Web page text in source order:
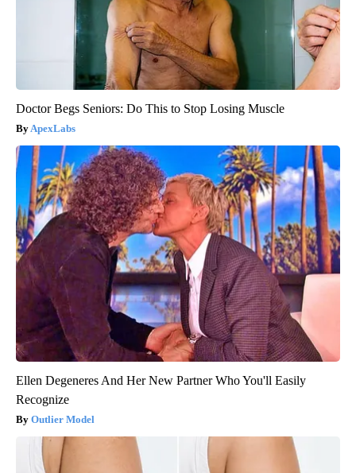
Doctor Begs Seniors: Do This to Stop Losing Muscle
ApexLabs
Ellen Degeneres And Her New Partner Who You'll Easily
Recognize
Outlier Model